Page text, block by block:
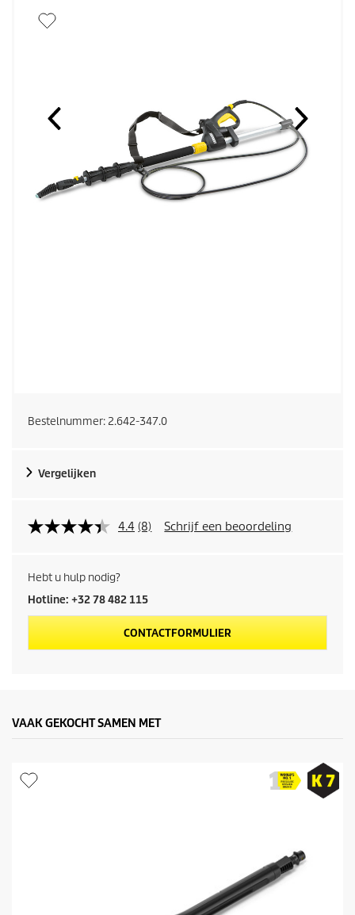
Bestelnummer: 2.642-347.0
Vergelijken
4.4 (8) Schrijf een beoordeling
Hebt u hulp nodig?
Hotline: +32 78 482 115
CONTACTFORMULIER
VAAK GEKOCHT SAMEN MET